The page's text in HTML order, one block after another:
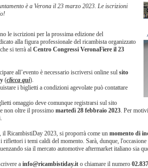
è a Verona il 23 marzo 2023. Le iscrizioni
le iscrizioni per la prossima edizione del
alla figura professionale del ricambista organizzato
si terrà al Centro Congressi VeronaFiere il 23
all’evento è necessario iscriversi online sul sito
(clicca qui).
i biglietti a condizioni agevolate può contattare
omaggio deve comunque registrarsi sul sito
non oltre il prossimo martedì 28 febbraio 2023. Per
il RicambistiDay 2023, si proporrà come un momento di
riflettori i temi caldi del momento. Sarà, dunque,
sia il mercato automotive aftermarket italiano sia
a info@ricambistiday.it o chiamare il numero